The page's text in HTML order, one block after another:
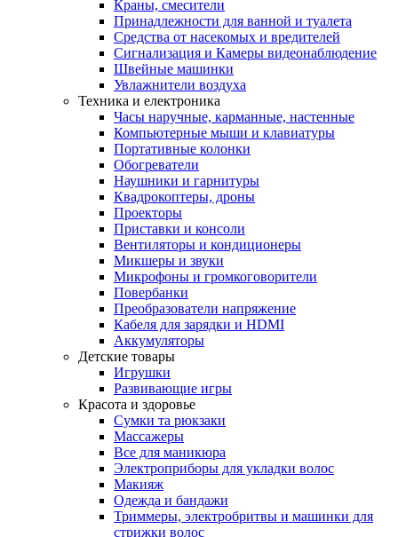
Краны, смесители
Принадлежности для ванной и туалета
Средства от насекомых и вредителей
Сигнализация и Камеры видеонаблюдение
Швейные машинки
Увлажнители воздуха
Техника и електроника
Часы наручные, карманные, настенные
Компьютерные мыши и клавиатуры
Портативные колонки
Обогреватели
Наушники и гарнитуры
Квадрокоптеры, дроны
Проекторы
Приставки и консоли
Вентиляторы и кондиционеры
Микшеры и звуки
Микрофоны и громкоговорители
Повербанки
Преобразователи напряжение
Кабеля для зарядки и HDMI
Аккумуляторы
Детские товары
Игрушки
Развивающие игры
Красота и здоровье
Сумки та рюкзаки
Массажеры
Все для маникюра
Электроприборы для укладки волос
Макияж
Одежда и бандажи
Триммеры, электробритвы и машинки для
стрижки волос